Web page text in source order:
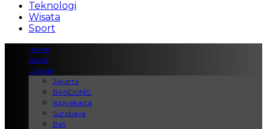
Teknologi
Wisata
Sport
Home
Bisnis
Daerah
Jakarta
BANDUNG
Yogyakarta
Surabaya
Bali